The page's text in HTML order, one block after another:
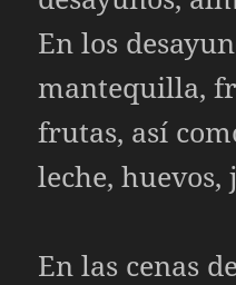
En los
mantequilla,
frutas, así
leche, huevos,
En las cenas